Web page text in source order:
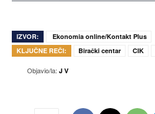
IZVOR:
Ekonomia online/Kontakt Plus
KLJUČNE REČI:
Birački centar CIK
Objavio/la: J V